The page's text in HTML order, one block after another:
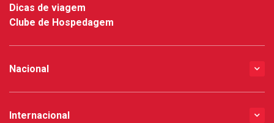
Dicas de viagem
Clube de Hospedagem
Nacional
Internacional